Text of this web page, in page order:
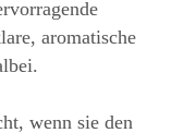
aromatische
wenn sie den